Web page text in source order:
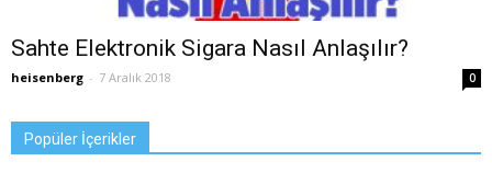
Sahte Elektronik Sigara Nasıl Anlaşılır?
heisenberg - 7 Aralık 2018 0
Popüler İçerikler